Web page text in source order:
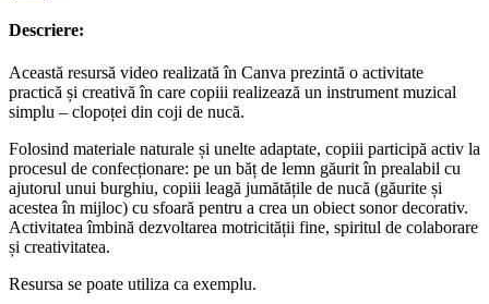
Descriere:
Această resursă video realizată în Canva prezintă o activitate
practică și creativă în care copiii realizează un instrument muzical
simplu – clopoței din coji de nucă.
Folosind materiale naturale și unelte adaptate, copiii participă activ la
procesul de confecționare: pe un băț de lemn găurit în prealabil cu
ajutorul unui burghiu, copiii leagă jumătățile de nucă (găurite și
acestea în mijloc) cu sfoară pentru a crea un obiect sonor decorativ.
Activitatea îmbină dezvoltarea motricității fine, spiritul de colaborare
și creativitatea.
Resursa se poate utiliza ca exemplu.